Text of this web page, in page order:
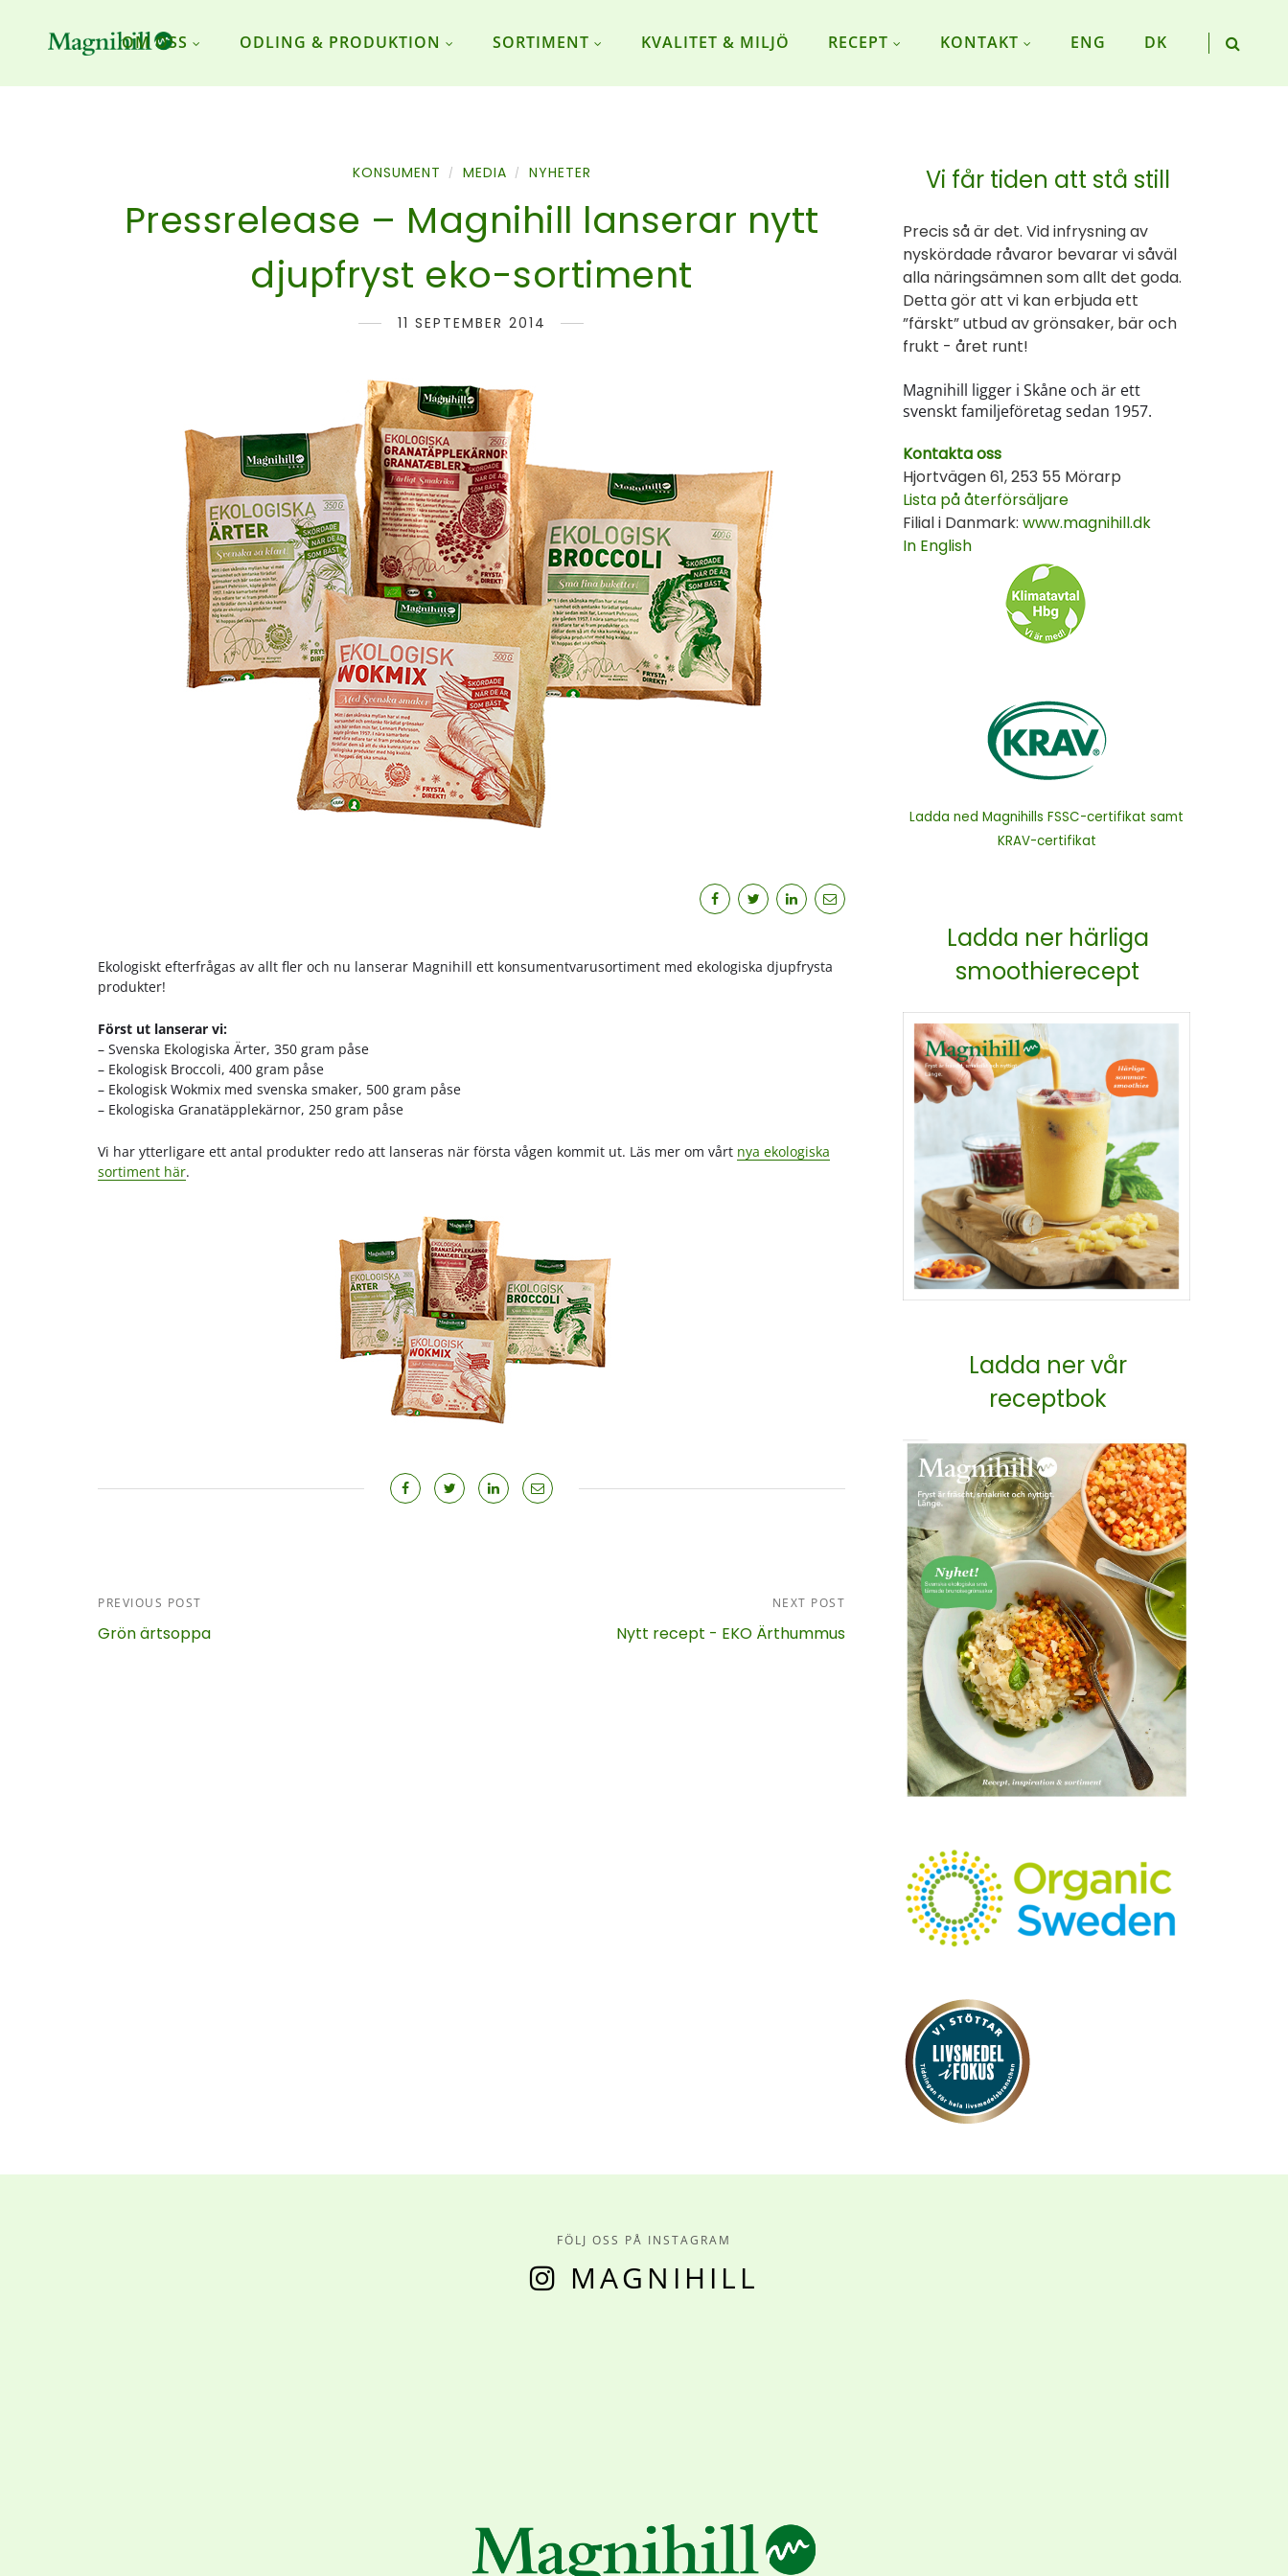
OM OSS ODLING & PRODUKTION SORTIMENT KVALITET & MILJÖ RECEPT KONTAKT ENG DK
KONSUMENT / MEDIA / NYHETER
Pressrelease – Magnihill lanserar nytt
djupfryst eko-sortiment
11 SEPTEMBER 2014
Ekologiskt efterfrågas av allt fler och nu lanserar Magnihill ett konsumentvarusortiment med ekologiska djupfrysta
produkter!
Först ut lanserar vi:
– Svenska Ekologiska Ärter, 350 gram påse
– Ekologisk Broccoli, 400 gram påse
– Ekologisk Wokmix med svenska smaker, 500 gram påse
– Ekologiska Granatäpplekärnor, 250 gram påse
Vi har ytterligare ett antal produkter redo att lanseras när första vågen kommit ut. Läs mer om vårt nya ekologiska
sortiment här.
PREVIOUS POST
Grön ärtsoppa
NEXT POST
Nytt recept - EKO Ärthummus
Vi får tiden att stå still
Precis så är det. Vid infrysning av
nyskördade råvaror bevarar vi såväl
alla näringsämnen som allt det goda.
Detta gör att vi kan erbjuda ett
”färskt” utbud av grönsaker, bär och
frukt - året runt!
Magnihill ligger i Skåne och är ett
svenskt familjeföretag sedan 1957.
Kontakta oss
Hjortvägen 61, 253 55 Mörarp
Lista på återförsäljare
Filial i Danmark: www.magnihill.dk
In English
Ladda ned Magnihills FSSC-certifikat samt
KRAV-certifikat
Ladda ner härliga
smoothierecept
Ladda ner vår
receptbok
FÖLJ OSS PÅ INSTAGRAM
MAGNIHILL